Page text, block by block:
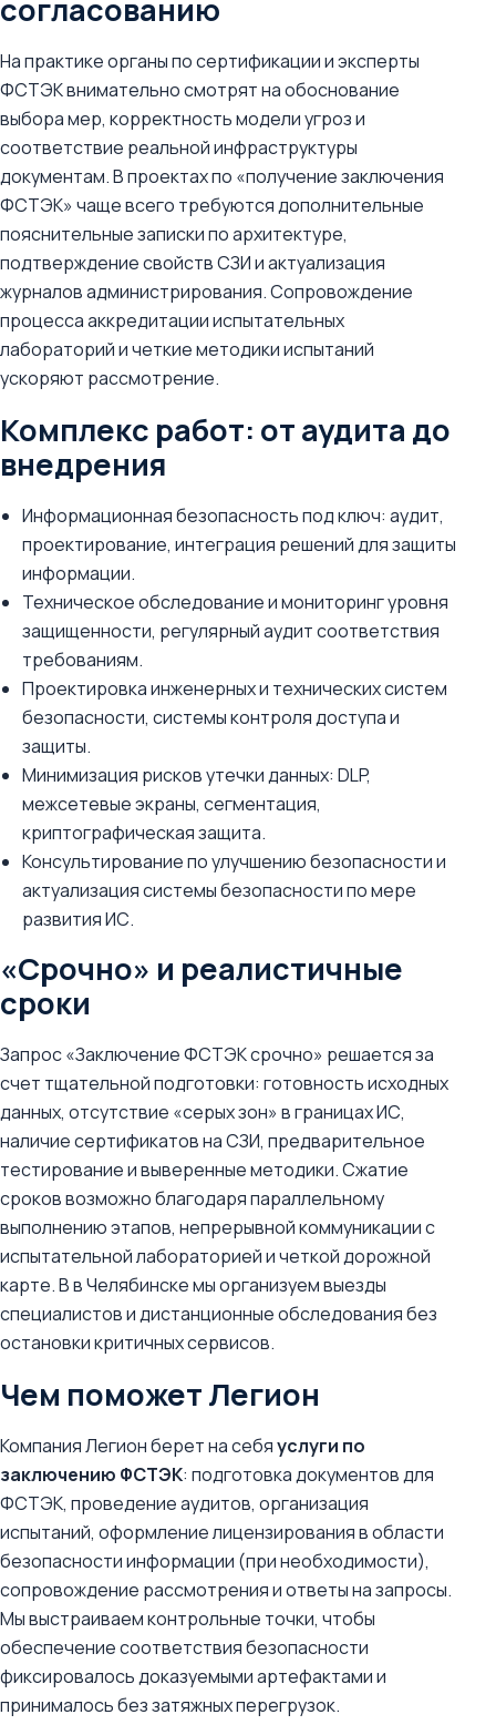
согласованию
На практике органы по сертификации и эксперты
ФСТЭК внимательно смотрят на обоснование
выбора мер, корректность модели угроз и
соответствие реальной инфраструктуры
документам. В проектах по «получение заключения
ФСТЭК» чаще всего требуются дополнительные
пояснительные записки по архитектуре,
подтверждение свойств СЗИ и актуализация
журналов администрирования. Сопровождение
процесса аккредитации испытательных
лабораторий и четкие методики испытаний
ускоряют рассмотрение.
Комплекс работ: от аудита до
внедрения
Информационная безопасность под ключ: аудит,
проектирование, интеграция решений для защиты
информации.
Техническое обследование и мониторинг уровня
защищенности, регулярный аудит соответствия
требованиям.
Проектировка инженерных и технических систем
безопасности, системы контроля доступа и
защиты.
Минимизация рисков утечки данных: DLP,
межсетевые экраны, сегментация,
криптографическая защита.
Консультирование по улучшению безопасности и
актуализация системы безопасности по мере
развития ИС.
«Срочно» и реалистичные
сроки
Запрос «Заключение ФСТЭК срочно» решается за
счет тщательной подготовки: готовность исходных
данных, отсутствие «серых зон» в границах ИС,
наличие сертификатов на СЗИ, предварительное
тестирование и выверенные методики. Сжатие
сроков возможно благодаря параллельному
выполнению этапов, непрерывной коммуникации с
испытательной лабораторией и четкой дорожной
карте. В в Челябинске мы организуем выезды
специалистов и дистанционные обследования без
остановки критичных сервисов.
Чем поможет Легион
Компания Легион берет на себяуслуги по
заключению ФСТЭК: подготовка документов для
ФСТЭК, проведение аудитов, организация
испытаний, оформление лицензирования в области
безопасности информации (при необходимости),
сопровождение рассмотрения и ответы на запросы.
Мы выстраиваем контрольные точки, чтобы
обеспечение соответствия безопасности
фиксировалось доказуемыми артефактами и
принималось без затяжных перегрузок.